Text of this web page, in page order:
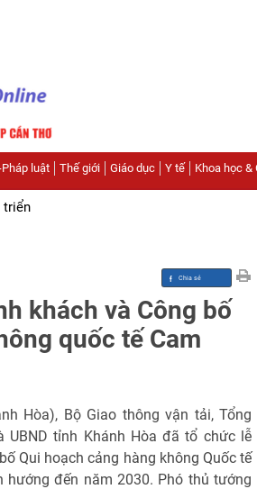
luật Thế giới Giáo dục Y tế Khoa học &
triển
khách và Công bố
quốc tế Cam
Hòa), Bộ Giao thông vận tải, Tổng
UBND tỉnh Khánh Hòa đã tổ chức lễ
Qui hoạch cảng hàng không Quốc tế
hướng đến năm 2030. Phó thủ tướng